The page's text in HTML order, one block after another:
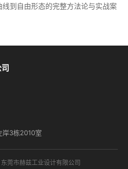
到自由形态的完整方法论与实战案
岸3栋2010室
莞市赫兹工业设计有限公司